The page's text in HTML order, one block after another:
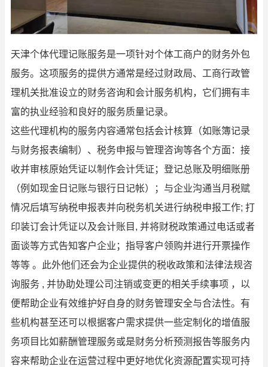
天津个体代理记账服务是一项针对个体工商户的财务外包
服务。这项服务的提供方通常是经过财政局、工商行政管
理机关批准设立的财务咨询和会计服务机构，它们拥有丰
富的执业经验和良好的服务质量记录。
这些代理机构的服务内容通常包括会计核算（如账簿记录
与财务报表编制）、税务申报与管理咨询等各个方面：接
收并审核原始凭证以制作会计凭证；登记总账及明细账册
（例如现金日记账与银行日记帐）；与企业沟通当月税赋
情况后填写纳税申报表并向税务机关进行纳税申报工作; 打
印装订会计凭证以及会计账目, 并将财税政策通过电话或者
面谈等方式告知客户企业；指导客户领购并进行开票操作
等等 。此外他们还会为企业提供的税收政策和法律法规咨
询服务 , 并协助处理公司注销或变更的相关手续事项 ，以
便帮助企业有效维护好自身的财务管理安全与合法性。有
些机构甚至还可以根据客户需求提供一些定制化的增值服
务项目比如薪酬管理服务或是财务分析预测报告等服务内
容来帮助企业在运营过程中更好地优化资源配置实现可持